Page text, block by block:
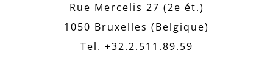
Rue Mercelis 27 (2e ét.)
1050 Bruxelles (Belgique)
Tel. +32.2.511.89.59